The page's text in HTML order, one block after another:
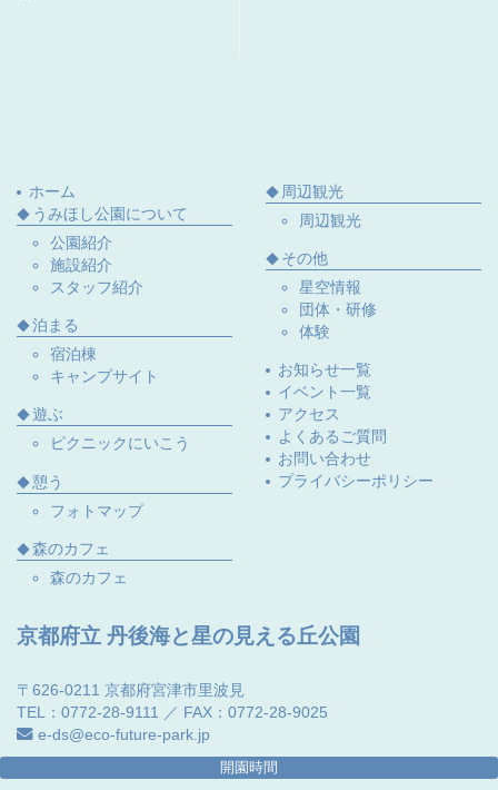
ホーム
うみほし公園について
公園紹介
施設紹介
スタッフ紹介
泊まる
宿泊棟
キャンプサイト
遊ぶ
ピクニックにいこう
憩う
フォトマップ
森のカフェ
森のカフェ
周辺観光
周辺観光
その他
星空情報
団体・研修
体験
お知らせ一覧
イベント一覧
アクセス
よくあるご質問
お問い合わせ
プライバシーポリシー
京都府立 丹後海と星の見える丘公園
〒626-0211 京都府宮津市里波見
TEL：0772-28-9111 ／ FAX：0772-28-9025
e-ds@eco-future-park.jp
開園時間